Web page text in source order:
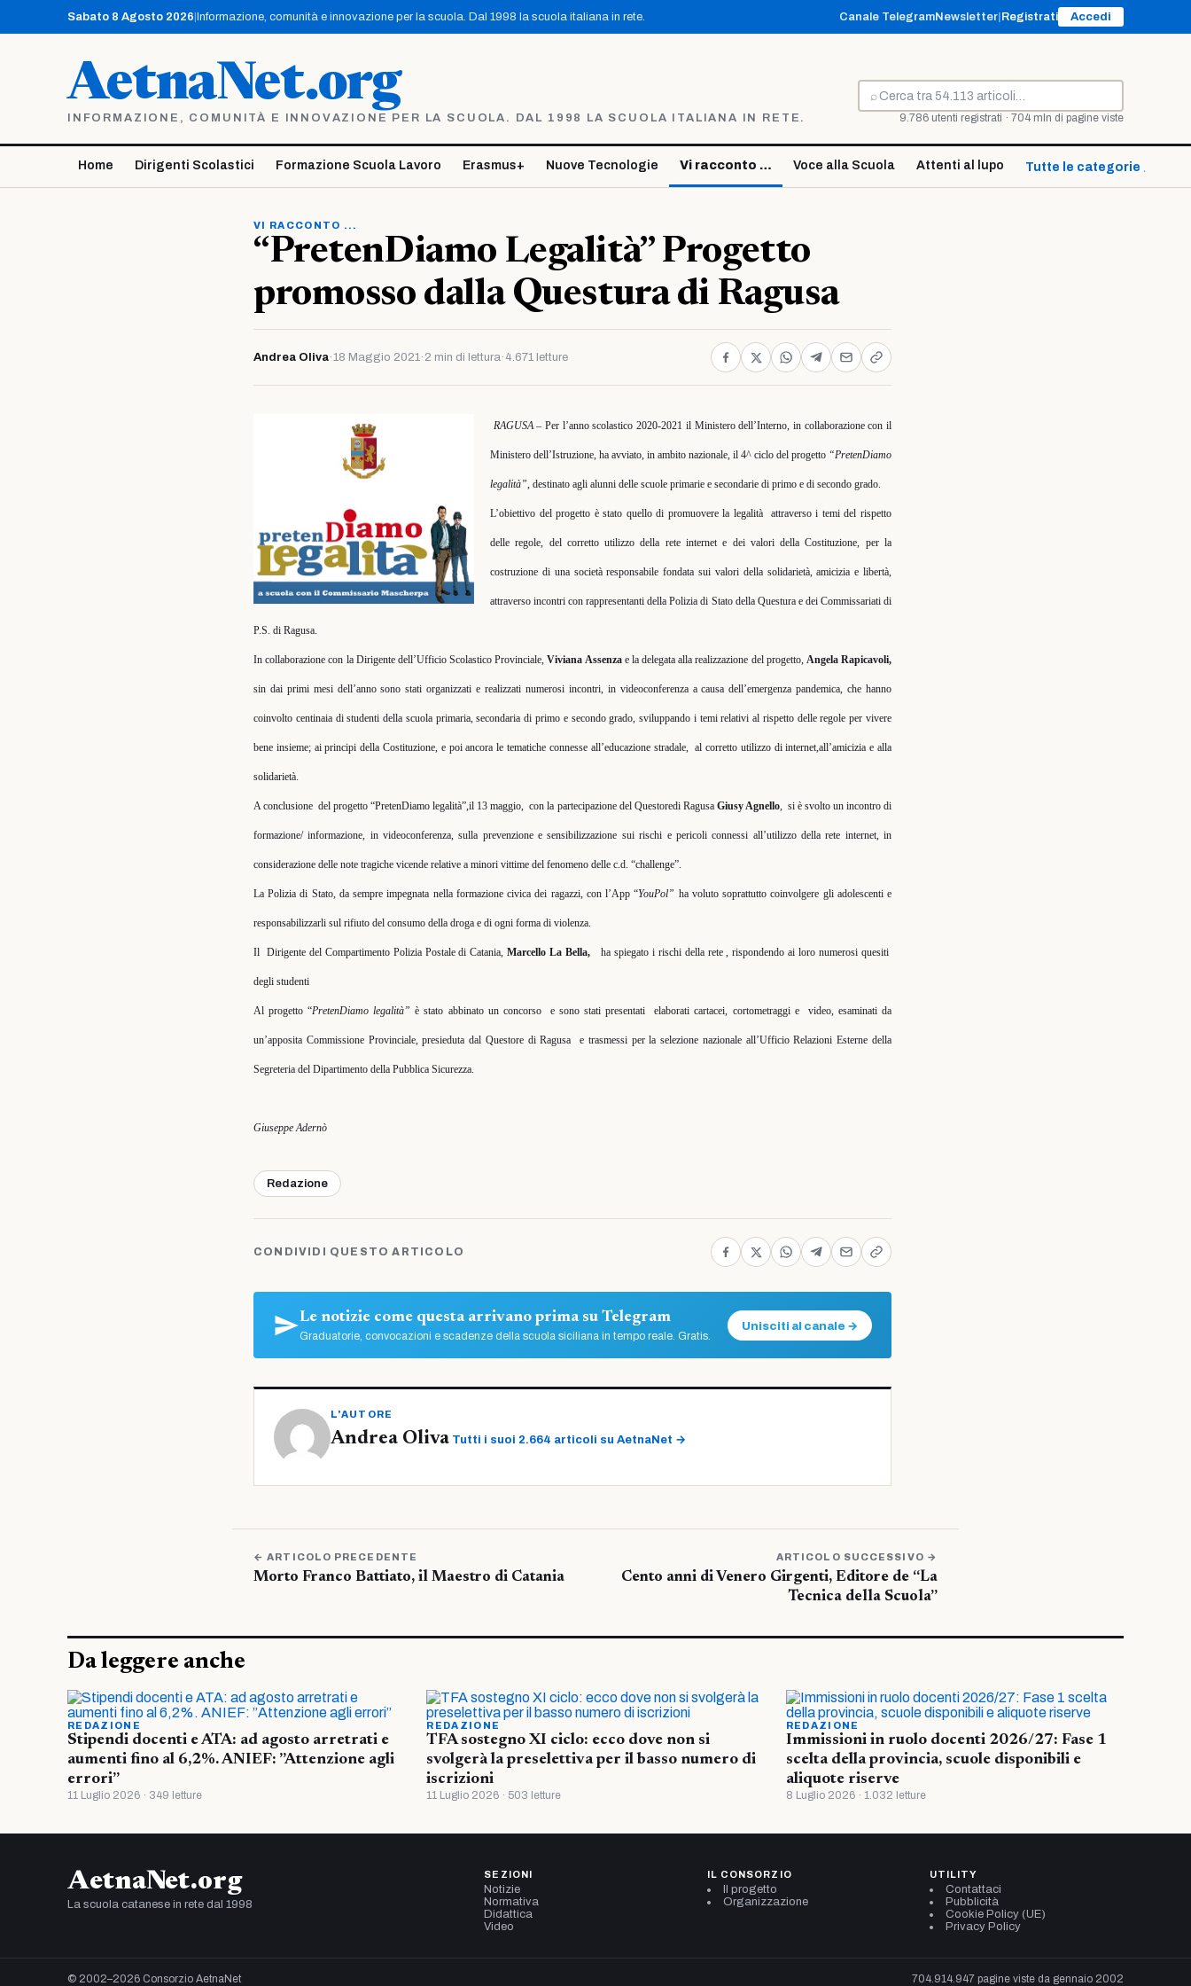
contenuto
Sabato 8 Agosto 2026 Informazione, comunità e innovazione per la scuola. Dal 1998 la scuola italiana in rete. Canale TelegramNewsletter Registrati Accedi
AetnaNet.org
INFORMAZIONE, COMUNITÀ E INNOVAZIONE PER LA SCUOLA. DAL 1998 LA SCUOLA ITALIANA IN RETE.
⌕
Cerca
9.786 utenti registrati · 704 mln di pagine viste
Home Dirigenti Scolastici Formazione Scuola Lavoro Erasmus+ Nuove Tecnologie Vi racconto … Voce alla Scuola Attenti al lupo Tutte le categorie ↓
VI RACCONTO ...
“PretenDiamo Legalità” Progetto
promosso dalla Questura di Ragusa
Andrea Oliva·18 Maggio 2021· 2 min di lettura· 4.671 letture
RAGUSA– Per l’anno scolastico 2020-2021 il Ministero dell’Interno, in collaborazione con il
Ministero dell’Istruzione, ha avviato, in ambito nazionale, il 4^ ciclo del progetto “PretenDiamo
legalità”, destinato agli alunni delle scuole primarie e secondarie di primo e di secondo grado.
L’obiettivo del progetto è stato quello di promuovere la legalità attraverso i temi del rispetto
delle regole, del corretto utilizzo della rete internet e dei valori della Costituzione, per la
costruzione di una società responsabile fondata sui valori della solidarietà, amicizia e libertà,
attraverso incontri con rappresentanti della Polizia di Stato della Questura e dei Commissariati di
P.S. di Ragusa.
In collaborazione con la Dirigente dell’Ufficio Scolastico Provinciale,Viviana Assenzae la delegata alla realizzazione del progetto, Angela Rapicavoli,
sin dai primi mesi dell’anno sono stati organizzati e realizzati numerosi incontri, in videoconferenza a causa dell’emergenza pandemica, che hanno
coinvolto centinaia di studenti della scuola primaria, secondaria di primo e secondo grado, sviluppando i temirelativi al rispetto delle regole per vivere
bene insieme; ai principi della Costituzione, e poi ancora le tematiche connesse all’educazione stradale, al corretto utilizzo di internet,all’amicizia e alla
solidarietà.
A conclusione del progetto “PretenDiamo legalità”,il 13 maggio, con la partecipazione del Questoredi Ragusa Giusy Agnello, si è svolto un incontro di
formazione/ informazione, in videoconferenza, sulla prevenzione e sensibilizzazione sui rischi e pericoli connessi all’utilizzo della rete internet, in
considerazione delle note tragiche vicende relative a minori vittime del fenomeno delle c.d. “challenge”.
La Polizia di Stato, da sempre impegnata nella formazione civica dei ragazzi, con l’App “YouPol” ha voluto soprattutto coinvolgere gli adolescenti e
responsabilizzarli sul rifiuto del consumo della droga e di ogni forma di violenza.
Il Dirigente del Compartimento Polizia Postale di Catania,Marcello La Bella, ha spiegato i rischi della rete , rispondendo ai loro numerosi quesiti
degli studenti
Al progetto “PretenDiamo legalità” è stato abbinato un concorso e sono stati presentati elaborati cartacei, cortometraggi e video, esaminati da
un’apposita Commissione Provinciale, presieduta dal Questore di Ragusa e trasmessi per la selezione nazionale all’Ufficio Relazioni Esterne della
Segreteria del Dipartimento della Pubblica Sicurezza.
Giuseppe Adernò
Redazione
CONDIVIDI QUESTO ARTICOLO
Le notizie come questa arrivano prima su Telegram
Graduatorie, convocazioni e scadenze della scuola siciliana in tempo reale. Gratis.
Unisciti al canale →
L'AUTORE
Andrea Oliva Tutti i suoi 2.664 articoli su AetnaNet →
← ARTICOLO PRECEDENTE
Morto Franco Battiato, il Maestro di Catania
ARTICOLO SUCCESSIVO →
Cento anni di Venero Girgenti, Editore de “La
Tecnica della Scuola”
Da leggere anche
REDAZIONE
Stipendi docenti e ATA: ad agosto arretrati e
aumenti fino al 6,2%. ANIEF: ”Attenzione agli
errori”
11 Luglio 2026 · 349 letture
REDAZIONE
TFA sostegno XI ciclo: ecco dove non si
svolgerà la preselettiva per il basso numero di
iscrizioni
11 Luglio 2026 · 503 letture
REDAZIONE
Immissioni in ruolo docenti 2026/27: Fase 1
scelta della provincia, scuole disponibili e
aliquote riserve
8 Luglio 2026 · 1.032 letture
AetnaNet.org
La scuola catanese in rete dal 1998
SEZIONI
Notizie
Normativa
Didattica
Video
IL CONSORZIO
Il progetto
Organizzazione
UTILITY
Contattaci
Pubblicità
Cookie Policy (UE)
Privacy Policy
© 2002–2026 Consorzio AetnaNet 704.914.947 pagine viste da gennaio 2002